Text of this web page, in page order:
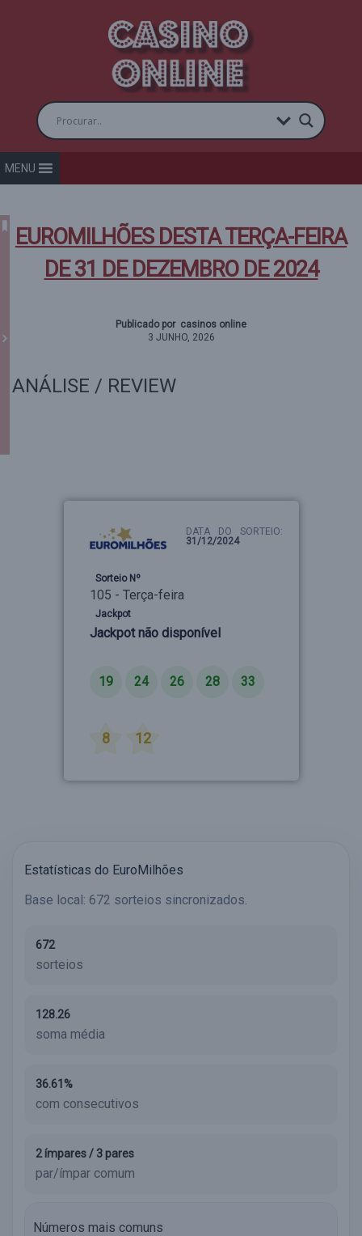
MENU
EUROMILHÕES DESTA TERÇA-FEIRA
DE 31 DE DEZEMBRO DE 2024
Publicado por casinos online
3 JUNHO, 2026
ANÁLISE / REVIEW
DATA DO SORTEIO:
31/12/2024
Sorteio Nº
105 - Terça-feira
Jackpot
Jackpot não disponível
19 24 26 28 33
8 12
Estatísticas do EuroMilhões
Base local: 672 sorteios sincronizados.
672
sorteios
128.26
soma média
36.61%
com consecutivos
2 ímpares / 3 pares
par/ímpar comum
Números mais comuns